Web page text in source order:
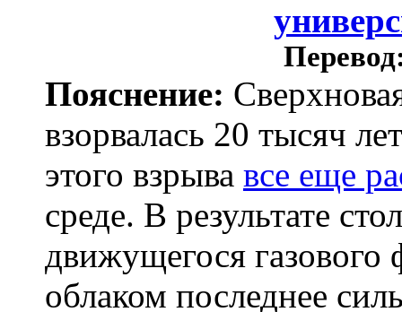
Пояснение:
взорвалась 20 тысяч
этого взрыва все еще
среде. В результате
движущегося
облаком последнее